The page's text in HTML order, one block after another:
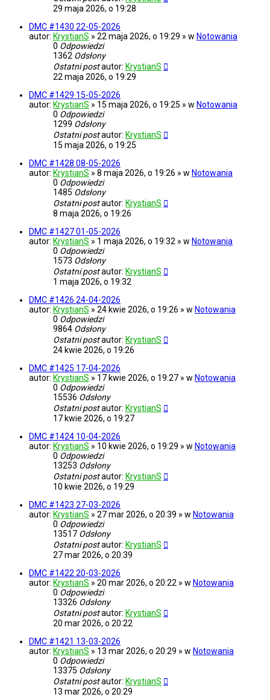
29 maja 2026, o 19:28
DMC #1430 22-05-2026
autor: KrystianS » 22 maja 2026, o 19:29 » w Notowania
0 Odpowiedzi
1362 Odsłony
Ostatni postautor: KrystianS
22 maja 2026, o 19:29
DMC #1429 15-05-2026
autor: KrystianS » 15 maja 2026, o 19:25 » w Notowania
0 Odpowiedzi
1299 Odsłony
Ostatni postautor: KrystianS
15 maja 2026, o 19:25
DMC #1428 08-05-2026
autor: KrystianS » 8 maja 2026, o 19:26 » w Notowania
0 Odpowiedzi
1485 Odsłony
Ostatni postautor: KrystianS
8 maja 2026, o 19:26
DMC #1427 01-05-2026
autor: KrystianS » 1 maja 2026, o 19:32 » w Notowania
0 Odpowiedzi
1573 Odsłony
Ostatni postautor: KrystianS
1 maja 2026, o 19:32
DMC #1426 24-04-2026
autor: KrystianS » 24 kwie 2026, o 19:26 » w Notowania
0 Odpowiedzi
9864 Odsłony
Ostatni postautor: KrystianS
24 kwie 2026, o 19:26
DMC #1425 17-04-2026
autor: KrystianS » 17 kwie 2026, o 19:27 » w Notowania
0 Odpowiedzi
15536 Odsłony
Ostatni postautor: KrystianS
17 kwie 2026, o 19:27
DMC #1424 10-04-2026
autor: KrystianS » 10 kwie 2026, o 19:29 » w Notowania
0 Odpowiedzi
13253 Odsłony
Ostatni postautor: KrystianS
10 kwie 2026, o 19:29
DMC #1423 27-03-2026
autor: KrystianS » 27 mar 2026, o 20:39 » w Notowania
0 Odpowiedzi
13517 Odsłony
Ostatni postautor: KrystianS
27 mar 2026, o 20:39
DMC #1422 20-03-2026
autor: KrystianS » 20 mar 2026, o 20:22 » w Notowania
0 Odpowiedzi
13326 Odsłony
Ostatni postautor: KrystianS
20 mar 2026, o 20:22
DMC #1421 13-03-2026
autor: KrystianS » 13 mar 2026, o 20:29 » w Notowania
0 Odpowiedzi
13375 Odsłony
Ostatni postautor: KrystianS
13 mar 2026, o 20:29